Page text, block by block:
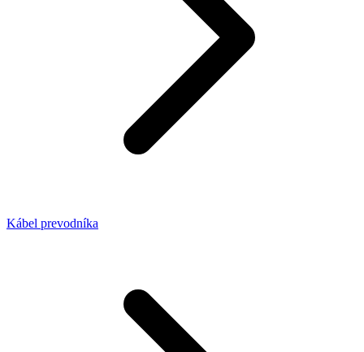
Kábel prevodníka